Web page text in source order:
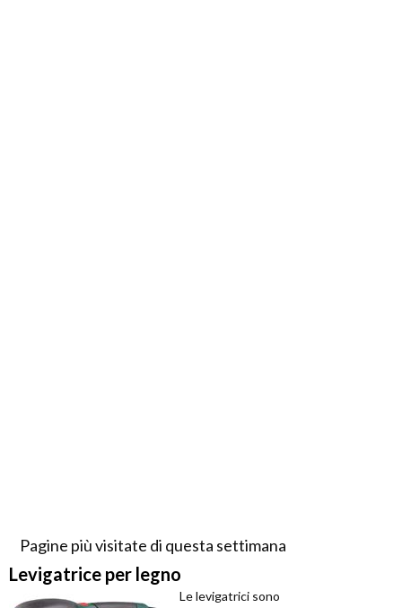
Pagine più visitate di questa settimana
Levigatrice per legno
Le levigatrici sono